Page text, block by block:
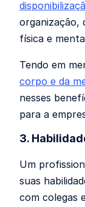
organização,
física e
Tendo em
corpo e da
nesses
para a
3.
Um
suas
com colegas